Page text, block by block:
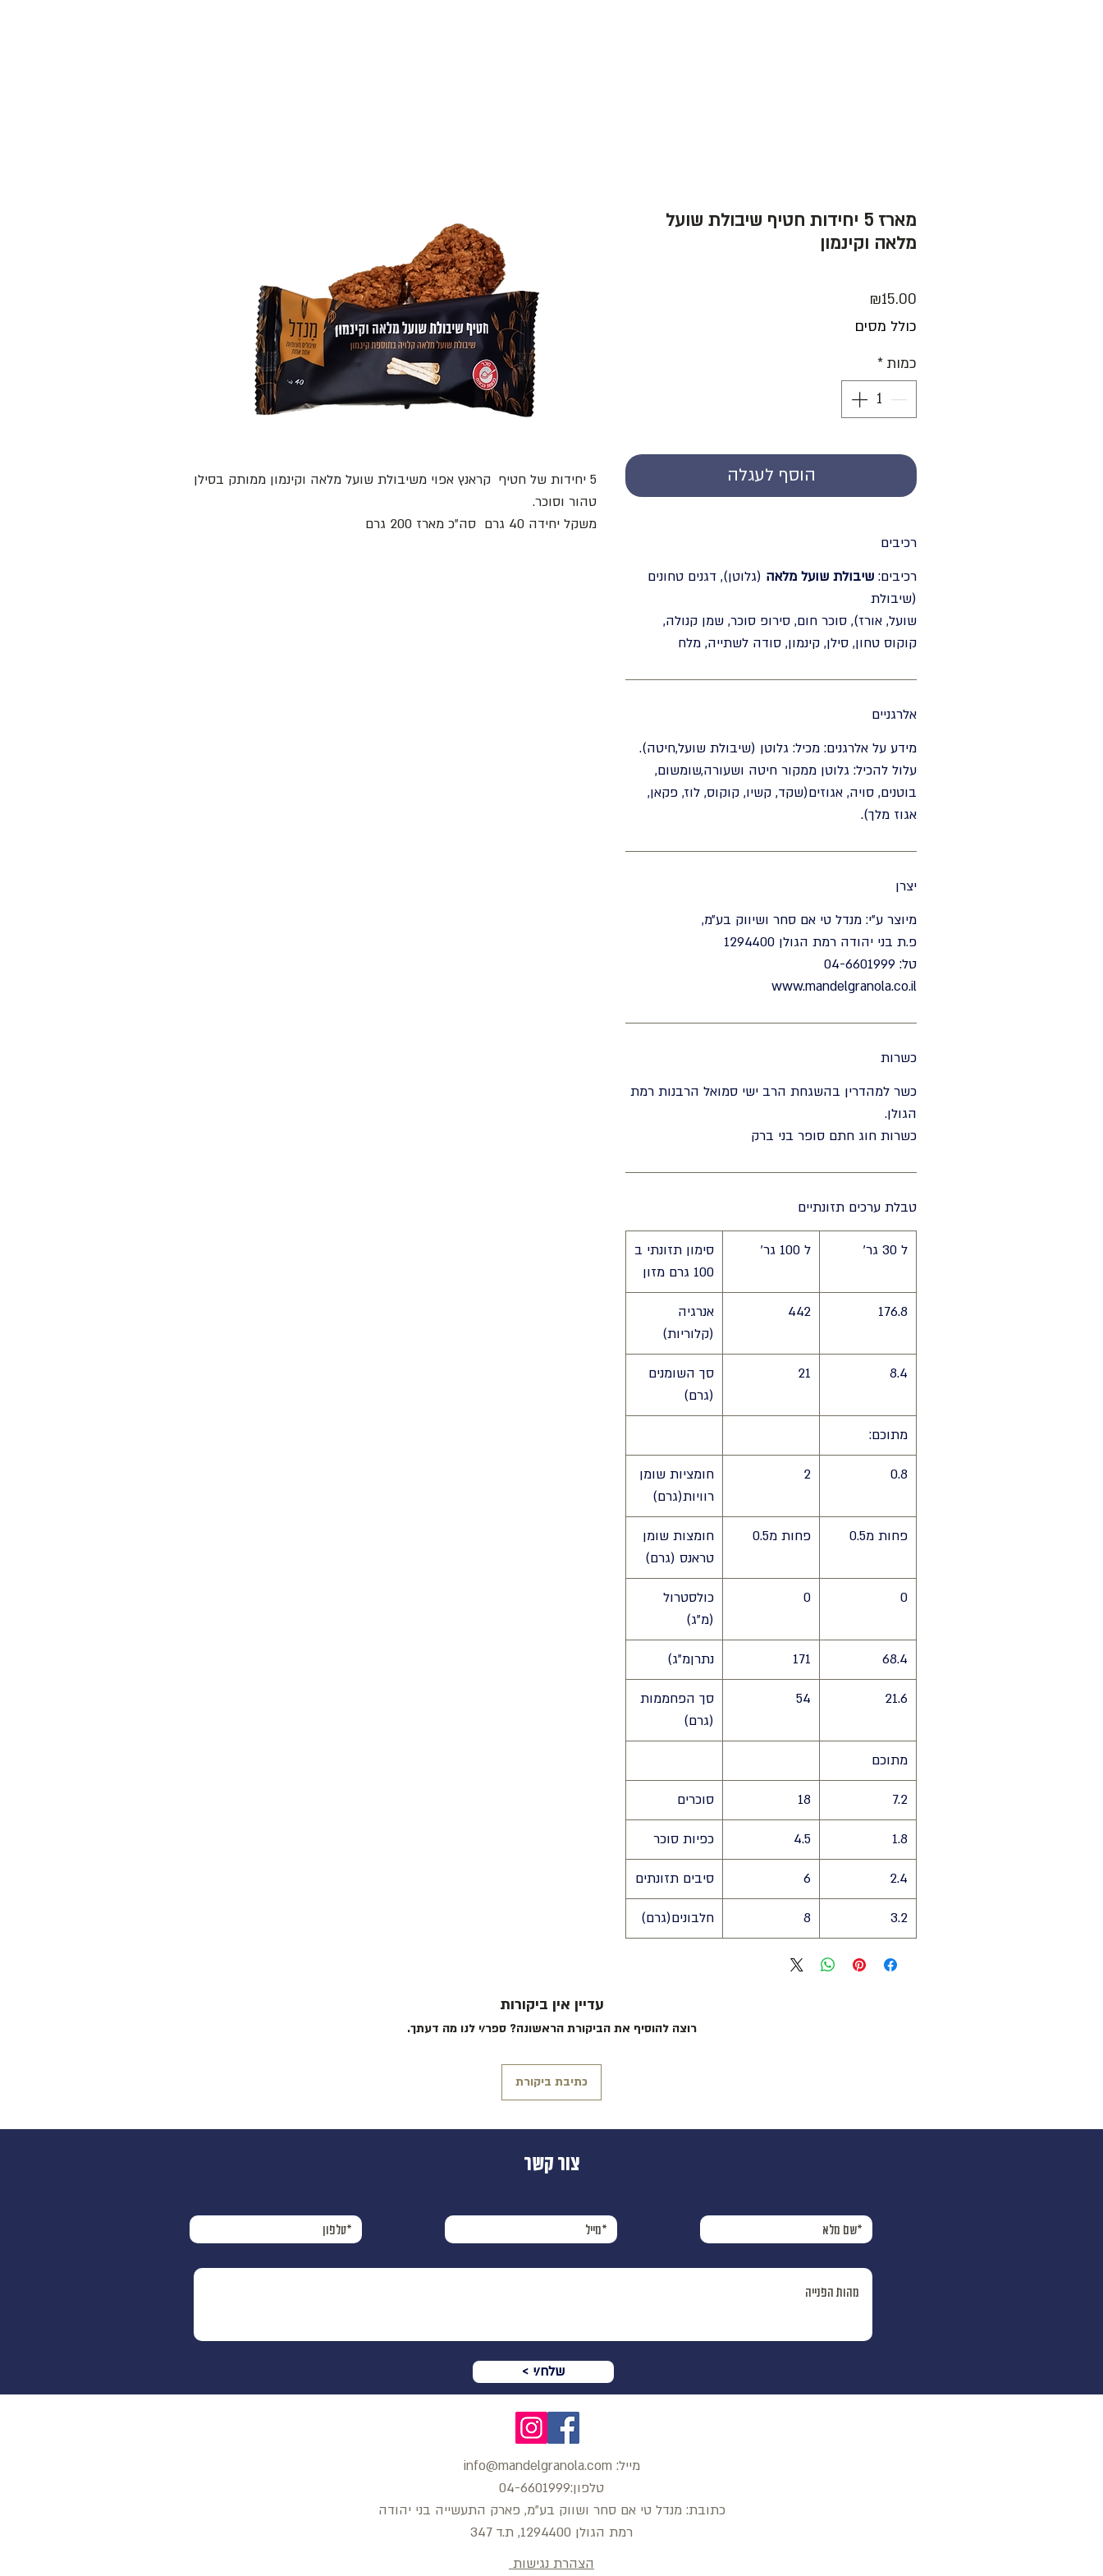
5 יחידות של חטיף קראנץ אפוי משיבולת שועל מלאה וקינמון ממותק בסילן
טהור וסוכר.
משקל יחידה 40 גרם סה"כ מארז 200 גרם
מארז 5 יחידות חטיף שיבולת שועל
מלאה וקינמון
₪15.00
כולל מסים
כמות *
הוסף לעגלה
רכיבים
רכיבים: שיבולת שועל מלאה (גלוטן), דגנים טחונים
(שיבולת
שועל, אורז), סוכר חום, סירופ סוכר, שמן קנולה,
קוקוס טחון, סילן, קינמון, סודה לשתייה, מלח
אלרגניים
מידע על אלרגנים: מכיל: גלוטן (שיבולת שועל,חיטה).
עלול להכיל: גלוטן ממקור חיטה ושעורה,שומשום,
בוטנים, סויה, אגוזים(שקד, קשיו, קוקוס, לוז, פקאן,
אגוז מלך).
יצרן
מיוצר ע״י: מנדל טי אם סחר ושיווק בע״מ,
פ.ת בני יהודה רמת הגולן 1294400
טל: 04-6601999
www.mandelgranola.co.il
כשרות
כשר למהדרין בהשגחת הרב ישי סמואל הרבנות רמת
הגולן.
כשרות חוג חתם סופר בני ברק
טבלת ערכים תזונתיים
ל 30 גר' ל 100 גר'
סימון תזונתי ב
100 גרם מזון
176.8
442
אנרגיה
(קלוריות)
8.4
21
סך השומנים
(גרם)
מתוכם:
0.8
2
חומציות שומן
רוויות(גרם)
פחות מ0.5 פחות מ0.5
חומצות שומן
טראנס (גרם)
0
0
כולסטרול
(מ"ג)
68.4
171 נתרןמ"ג)
21.6
54
סך הפחממות
(גרם)
מתוכם
7.2
18 סוכרים
1.8
4.5 כפיות סוכר
2.4
6 סיבים תזונתים
3.2
8 חלבונים(גרם)
עדיין אין ביקורות
רוצה להוסיף את הביקורת הראשונה? ספר/י לנו מה דעתך.
כתיבת ביקורת
צור קשר
< שלח/י
מייל: info@mandelgranola.com
טלפון:04-6601999
כתובת: מנדל טי אם סחר ושווק בע"מ, פארק התעשייה בני יהודה
רמת הגולן 1294400, ת.ד 347
הצהרת נגישות